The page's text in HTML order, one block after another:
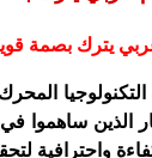
يترك بصمة قوية
المحرك
الذين ساهموا
واحترافية